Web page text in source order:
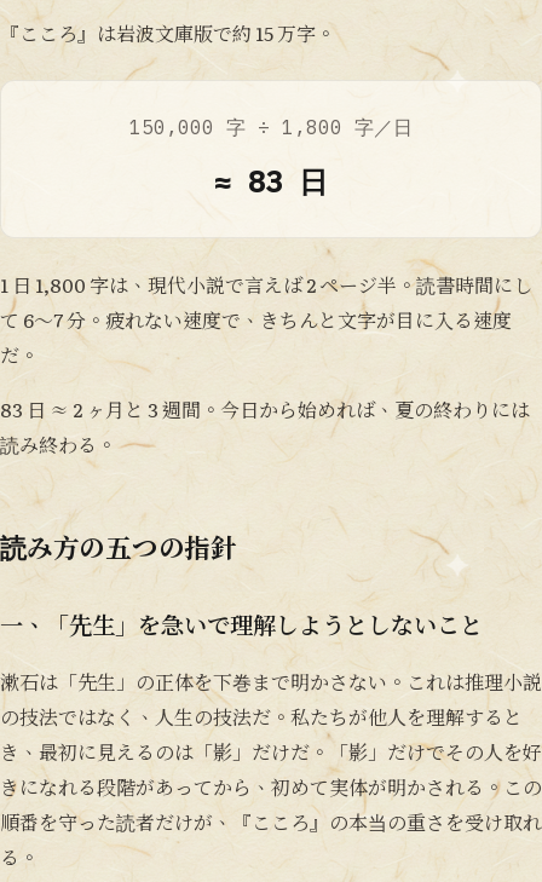
『こころ』は岩波文庫版で約 15 万字。
150,000 字 ÷ 1,800 字／日
≈ 83 日
1 日 1,800 字は、現代小説で言えば 2 ページ半。読書時間にし
て 6〜7 分。疲れない速度で、きちんと文字が目に入る速度
だ。
83 日 ≈ 2 ヶ月と 3 週間。今日から始めれば、夏の終わりには
読み終わる。
読み方の五つの指針
一、「先生」を急いで理解しようとしないこと
漱石は「先生」の正体を下巻まで明かさない。これは推理小説
の技法ではなく、人生の技法だ。私たちが他人を理解すると
き、最初に見えるのは「影」だけだ。「影」だけでその人を好
きになれる段階があってから、初めて実体が明かされる。この
順番を守った読者だけが、『こころ』の本当の重さを受け取れ
る。